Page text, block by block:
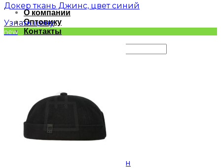
О компании
Оптовику
Контакты
Вернуться в магазин
Докер ткань Джинс, цвет синий
Узнать цену
new